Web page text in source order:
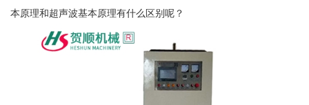
本原理和超声波基本原理有什么区别呢？